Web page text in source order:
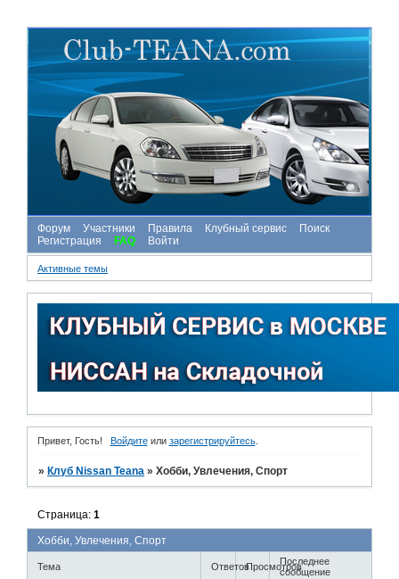
Форум Участники Правила Клубный сервис
Поиск
Регистрация
FAQ Войти
Активные темы
Привет, Гость! Войдитеили зарегистрируйтесь.
» Клуб Nissan Teana »Хобби, Увлечения, Спорт
Хобби, Увлечения, Спорт
Страница:1
Тема ОтветовПросмотровПоследнее
сообщение